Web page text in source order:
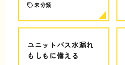
未分類
ユニットバス水漏れ
もしもに備える